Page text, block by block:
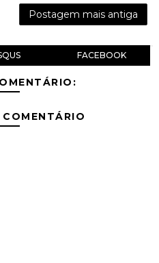
Postagem mais antiga
FACEBOOK